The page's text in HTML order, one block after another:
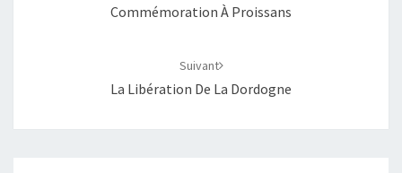
Commémoration À Proissans
Suivant
La Libération De La Dordogne